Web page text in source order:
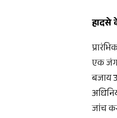
हादसे
एक
बजाय
जांच